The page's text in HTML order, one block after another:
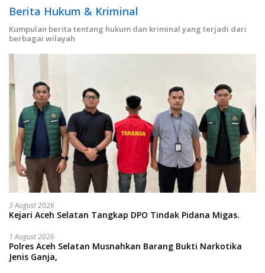
Berita Hukum & Kriminal
Kumpulan berita tentang hukum dan kriminal yang terjadi dari
berbagai wilayah
3 August 2026
Kejari Aceh Selatan Tangkap DPO Tindak Pidana Migas.
1 August 2026
Polres Aceh Selatan Musnahkan Barang Bukti Narkotika
Jenis Ganja,